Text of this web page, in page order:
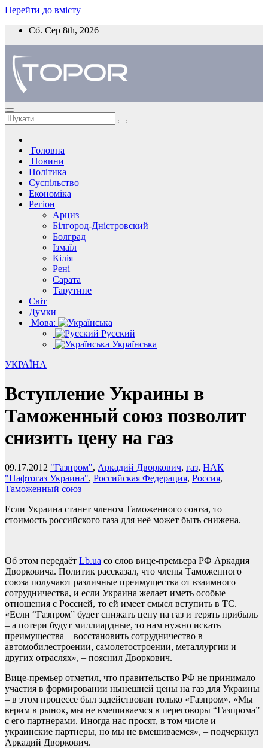
Перейти до вмісту
Сб. Сер 8th, 2026
Головна
Новини
Політика
Суспільство
Економіка
Регіон
Арциз
Білгород-Дністровский
Болград
Ізмаїл
Кілія
Рені
Сарата
Тарутине
Світ
Думки
Мова:
Русский
Українська
УКРАЇНА
Вступление Украины в
Таможенный союз позволит
снизить цену на газ
09.17.2012 "Газпром", Аркадий Дворкович, газ, НАК
"Нафтогаз Украина", Российская Федерация, Россия,
Таможенный союз
Если Украина станет членом Таможенного союза, то
стоимость российского газа для неё может быть снижена.
Об этом передаёт Lb.ua со слов вице-премьера РФ Аркадия
Дворковича. Политик рассказал, что члены Таможенного
союза получают различные преимущества от взаимного
сотрудничества, и если Украина желает иметь особые
отношения с Россией, то ей имеет смысл вступить в ТС.
«Если “Газпром” будет снижать цену на газ и терять прибыль
– а потери будут миллиардные, то нам нужно искать
преимущества – восстановить сотрудничество в
автомобилестроении, самолетостроении, металлургии и
других отраслях», – пояснил Дворкович.
Вице-премьер отметил, что правительство РФ не принимало
участия в формировании нынешней цены на газ для Украины
– в этом процессе был задействован только «Газпром». «Мы
верим в рынок, мы не вмешиваемся в переговоры “Газпрома”
с его партнерами. Иногда нас просят, в том числе и
украинские партнеры, но мы не вмешиваемся», – подчеркнул
Аркадий Дворкович.